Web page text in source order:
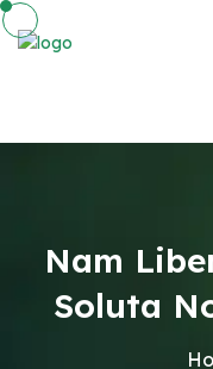
Nam
Soluta